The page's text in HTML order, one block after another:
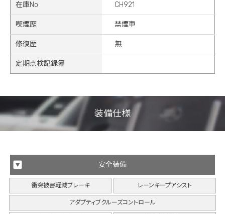
在庫No CH921
喫煙歴 禁煙車
修復歴 無
定期点検記録簿
装備仕様
安全装備
衝突被害軽減ブレーキ
アダプティブクルーズコントロール
レーンキープアシスト